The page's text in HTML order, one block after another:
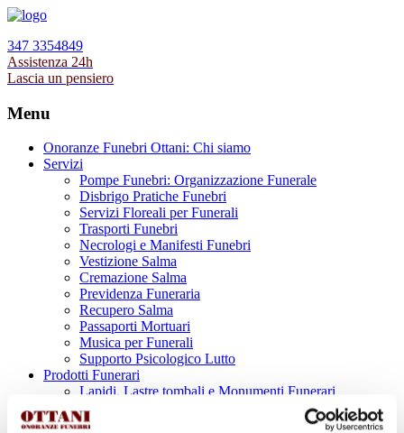
347 3354849
Assistenza 24h
Lascia un pensiero
Menu
Onoranze Funebri Ottani: Chi siamo
Servizi
Pompe Funebri: Organizzazione Funerale
Disbrigo Pratiche Funebri
Servizi Floreali per Funerali
Trasporti Funebri
Necrologi e Manifesti Funebri
Vestizione Salma
Cremazione Salma
Previdenza Funeraria
Recupero Salma
Passaporti Mortuari
Musica per Funerali
Supporto Psicologico Lutto
Prodotti Funerari
Lapidi, Lastre tombali e Monumenti Funerari
Urne Cinerarie
Allestimento Funebre